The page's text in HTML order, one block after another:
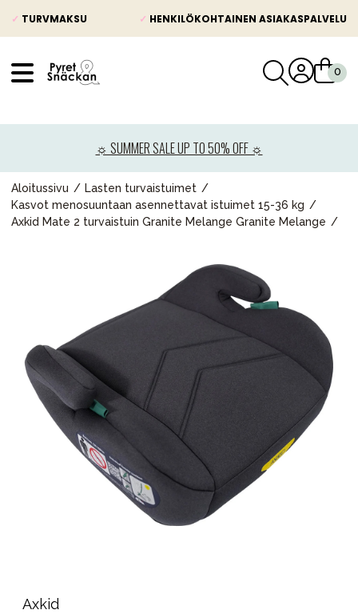
✓ TURVMAKSU ✓ HENKILÖKOHTAINEN ASIAKASPALVELU
☼ SUMMER SALE UP TO 50% OFF ☼
Aloitussivu
Lasten turvaistuimet
Kasvot menosuuntaan asennettavat istuimet 15-36 kg
Axkid Mate 2 turvaistuin Granite Melange Granite Melange
Axkid
Lastenvaunut
Lasten turvaistuimet
Vauvan paketti
Lelut ja pelit
Äiti & Isä
Huonekalut & vuodevaatteet
Tarvikkeet
Varaosat
Kampanjat
Lahjavinkkejä
Suosikit
Tavaramerkit